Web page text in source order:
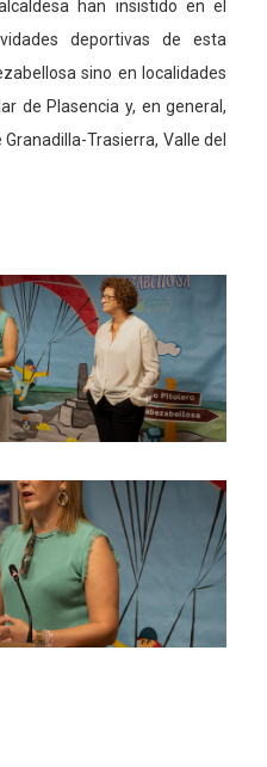
han insistido en el
deportivas de esta
sino en localidades
de Plasencia y, en general,
Trasierra, Valle del